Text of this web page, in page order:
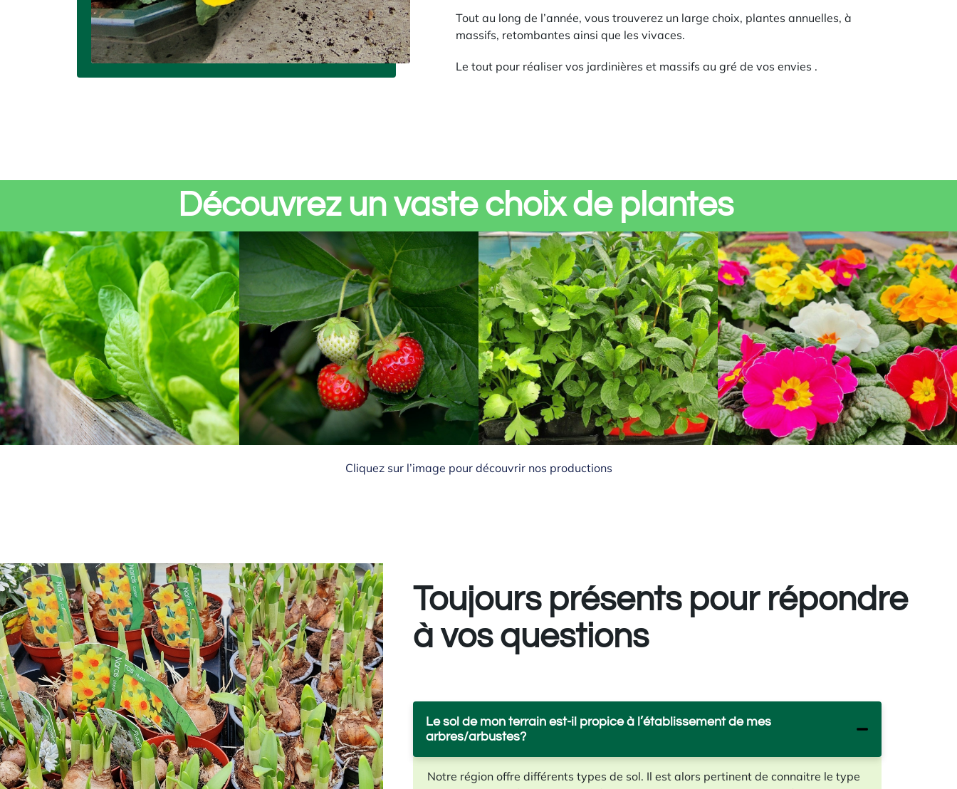
Tout au long de l’année, vous trouverez un large choix, plantes annuelles, à
massifs, retombantes ainsi que les vivaces.
Le tout pour réaliser vos jardinières et massifs au gré de vos envies .
Découvrez un vaste choix de plantes
Cliquez sur l’image pour découvrir nos productions
Toujours présents pour répondre
à vos questions
Le sol de mon terrain est-il propice à l’établissement de mes
arbres/arbustes?
Notre région offre différents types de sol. Il est alors pertinent de connaitre le type